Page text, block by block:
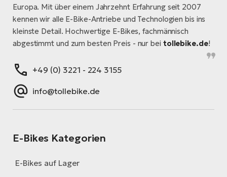
Europa. Mit über einem Jahrzehnt Erfahrung seit 2007
kennen wir alle E-Bike-Antriebe und Technologien bis ins
kleinste Detail. Hochwertige E-Bikes, fachmännisch
abgestimmt und zum besten Preis - nur bei tollebike.de!
+49 (0) 3221 - 224 3155
info@tollebike.de
E-Bikes Kategorien
E-Bikes auf Lager